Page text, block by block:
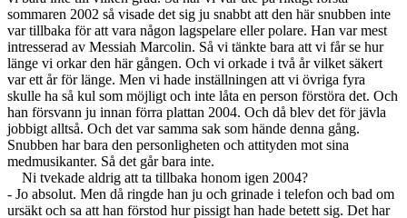
sommaren 2002 så visade det sig ju snabbt att den här snubben inte
var tillbaka för att vara någon lagspelare eller polare. Han var mest
intresserad av Messiah Marcolin. Så vi tänkte bara att vi får se hur
länge vi orkar den här gången. Och vi orkade i två år vilket säkert
var ett år för länge. Men vi hade inställningen att vi övriga fyra
skulle ha så kul som möjligt och inte låta en person förstöra det. Och
han försvann ju innan förra plattan 2004. Och då blev det för jävla
jobbigt alltså. Och det var samma sak som hände denna gång.
Snubben har bara den personligheten och attityden mot sina
medmusikanter. Så det går bara inte.
Ni tvekade aldrig att ta tillbaka honom igen 2004?
- Jo absolut. Men då ringde han ju och grinade i telefon och bad om
ursäkt och sa att han förstod hur pissigt han hade betett sig. Det har